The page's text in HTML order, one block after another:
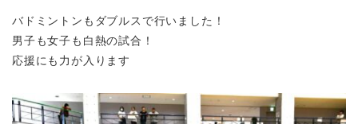
バドミントンもダブルスで行いました！
男子も女子も白熱の試合！
応援にも力が入ります